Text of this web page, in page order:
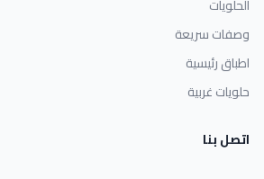
الحلويات
وصفات سريعة
اطباق رئيسية
حلويات غربية
اتصل بنا